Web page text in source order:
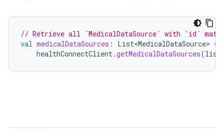
// Retrieve all `MedicalDataSource` with `id`
val medicalDataSources : List<MedicalDataSource> =
healthConnectClient.getMedicalDataSources(